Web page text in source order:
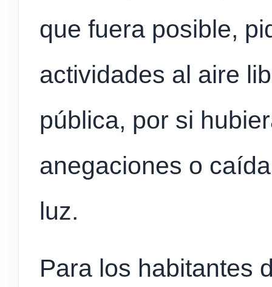
que fuera posible,
actividades al aire
pública, por si
anegaciones o
luz.
Para los habitantes